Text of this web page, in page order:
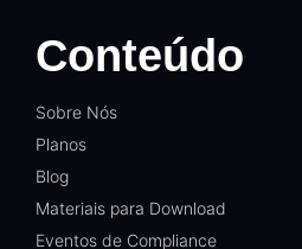
Conteúdo
Sobre Nós
Planos
Blog
Materiais para Download
Eventos de Compliance